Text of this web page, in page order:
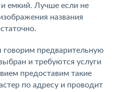
емкий. Лучше если не
названия
предварительную
и требуются услуги
предоставим такие
по адресу и проводит